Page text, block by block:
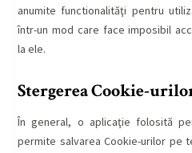
anumite functionalităţi pentru
într-un mod care face imposibil
la ele.
Stergerea Cookie-
În general, o aplicaţie folosită
permite salvarea Cookie-urilor pe